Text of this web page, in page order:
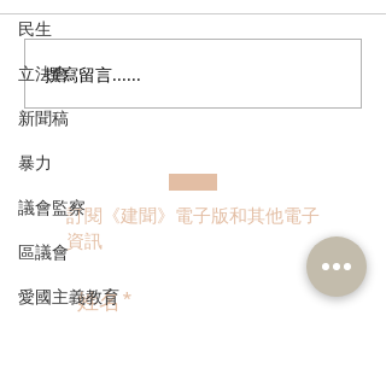
民生
立法會
新聞稿
暴力
議會監察
區議會
愛國主義教育
陳永光歡迎中醫醫院推展
兩項中西醫協作專病治療
撰寫留言......
訂閱《建聞》電子版和其他電子
資訊